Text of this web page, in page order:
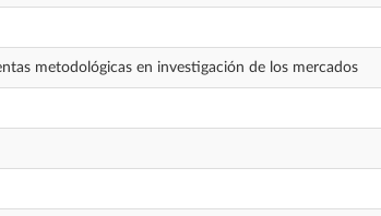
metodológicas en investigación de los mercados